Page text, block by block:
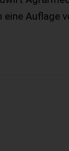
Auflage